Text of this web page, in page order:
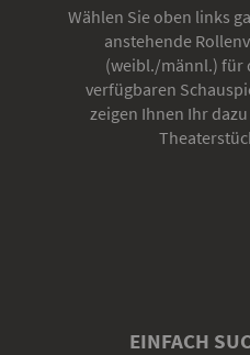
Wählen Sie oben links
anstehende
(weibl./männl.) für
verfügbaren
zeigen Ihnen Ihr
EINFACH